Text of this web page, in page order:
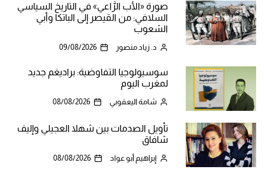
صورة «الأب الرَّاعي» في التاريخ السياسي
السلافي: من القيصر إلى الباتكا وأبي
الشعوب
د. زياد منصور 09/08/2026
سوسيولوجيا التفاوضية: براديغم جديد
لمغرب اليوم
شامة اليعقوبي 08/08/2026
تأويل الصدمات بين شهلا العجيلي وإليف
شافاق
إبراهيم أبو عواد 08/08/2026